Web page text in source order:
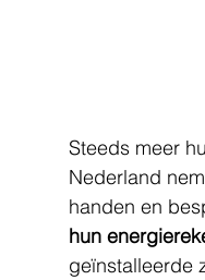
Steeds meer
Nederland
handen en
hun
geïnstalleerde